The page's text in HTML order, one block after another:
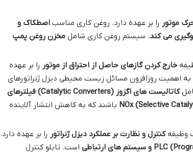
موتور را بر عهده دارد. روغن کاری مناسباصطکاک و
می کند. سیستم روغن کاری شاملمخزن روغن پمپ
خارج کردن گازهای حاصل از احتراق از موتور را بر عهده
اهمیت روزافزون مسائل زیست محیطی دیزل ژنراتورهای
کاتالیست های اگزوز (Catalytic Converters)
فیلترهای
باشند که به کاهش انتشار آلاینده
وظیفهکنترل و نظارت بر عملکرد دیزل ژنراتور را بر عهده دارد.
PLC و سیستم های ارتباطی است. تابلو کنترل